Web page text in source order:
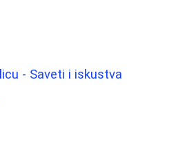
- Saveti i iskustva